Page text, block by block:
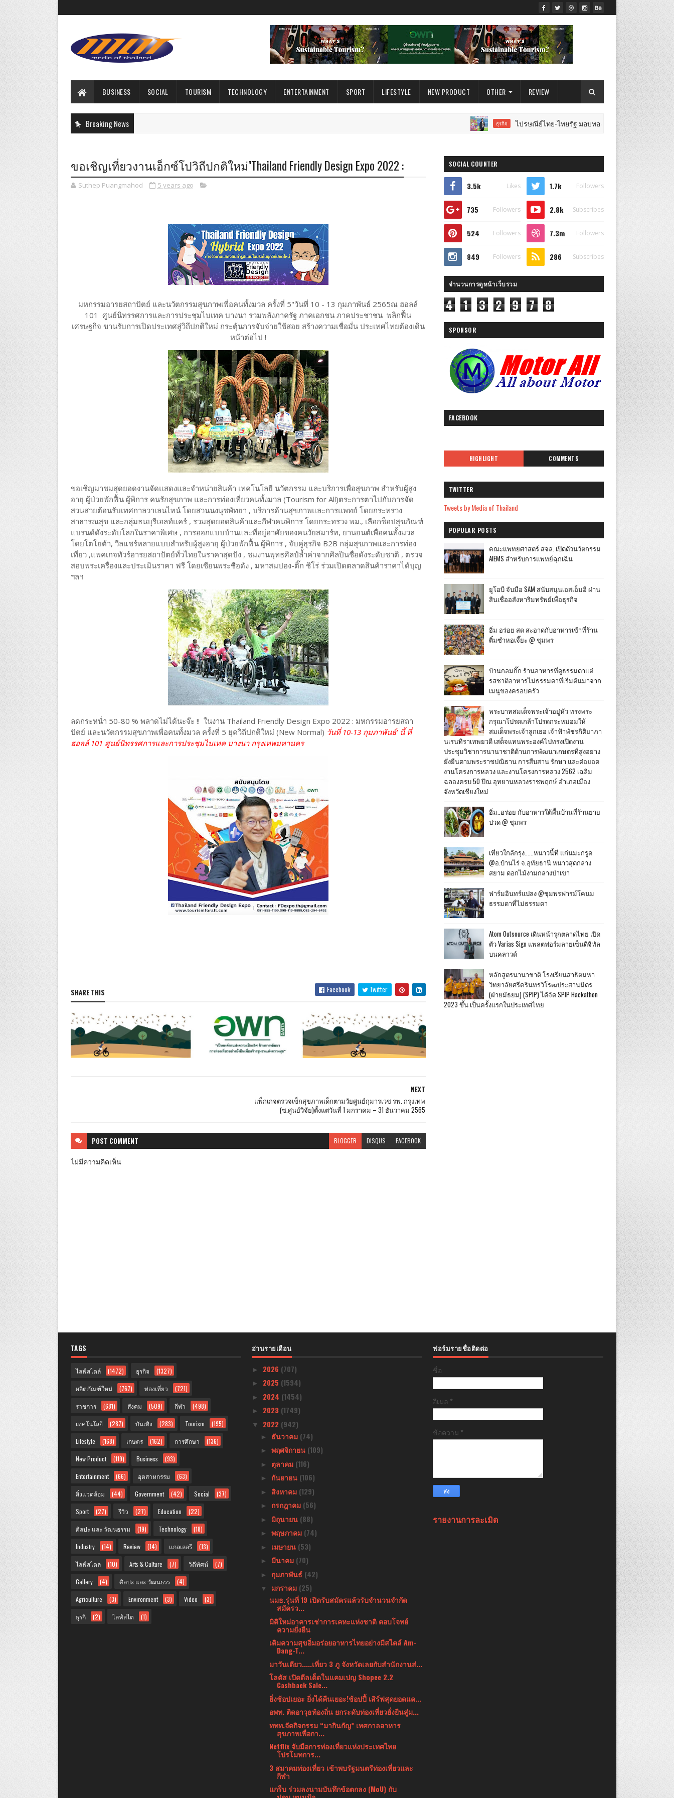
BUSINESS SOCIAL TOURISM TECHNOLOGY ENTERTAINMENT SPORT LIFESTYLE NEW PRODUCT OTHER REVIEW
Breaking News ธุรกิจ ไปรษณีย์ไทย-ไทยรัฐ มอบทองคำรางวัลใหญ่ 7 ล้านบาท พร้อม
ขอเชิญเที่ยวงานเอ็กซ์โปวิถีปกติใหม่"Thailand Friendly Design Expo 2022 :
Suthep Puangmahod 5 years ago
มหกรรมอารยสถาปัตย์ และนวัตกรรมสุขภาพเพื่อคนทั้งมวล ครั้งที่ 5"วันที่ 10 - 13 กุมภาพันธ์ 2565ณ ฮอลล์
101 ศูนย์นิทรรศการและการประชุมไบเทค บางนา รวมพลังภาครัฐ ภาคเอกชน ภาคประชาชน พลิกฟื้น
เศรษฐกิจ ขานรับการเปิดประเทศสู่วิถึปกติใหม่ กระตุ้นการจับจ่ายใช้สอย สร้างความเชื่อมั่น ประเทศไทยต้องเดิน
หน้าต่อไป !
ขอเชิญมาชมสุดยอดงานจัดแสดงและจำหน่ายสินค้า เทคโนโลยี นวัตกรรม และบริการเพื่อสุขภาพ สำหรับผู้สูง
อายุ ผู้ป่วยพักฟื้น ผู้พิการ คนรักสุขภาพ และการท่องเที่ยวคนทั้งมวล (Tourism for All)ตระการตาไปกับการจัด
สวนสวยต้อนรับเทศกาลวาเลนไทน์ โดยสวนนงนุชพัทยา , บริการด้านสุขภาพและการแพทย์ โดยกระทรวง
สาธารณสุข และกลุ่มธนบุรีเฮลท์แคร์ , รวมสุดยอดสินค้าและกีฬาคนพิการ โดยกระทรวง พม., เลือกช็อปสุขภัณฑ์
แบรนด์ดังระดับโลกในราคาพิเศษ , การออกแบบบ้านและที่อยู่อาศัยของคนวัยสมาร์ท, ยานยนต์เพื่อคนทั้งมวล
โดยโตโยต้า, วีลแชร์หลายแบบสำหรับผู้สูงอายุ ผู้ป่วยพักฟื้น ผู้พิการ , จับคู่ธุรกิจ B2B กลุ่มสุขภาพและการท่อง
เที่ยว ,แพคเกจทัวร์อารยสถาปัตย์ทั่วไทยในราคาสุดปัง , ชมงานพุทธศิลป์ล้ำค่าจากศิลปินชื่อดังระดับชาติ , ตรวจ
สอบพระเครื่องและประเมินราคา ฟรี โดยเซียนพระชือดัง , มหาสมปอง-ติ๊ก ชิโร่ ร่วมเปิดตลาดสินค้าราคาได้บุญ
ฯลฯ
ลดกระหน่ำ 50-80 % พลาดไม่ได้นะจ๊ะ !! ในงาน Thailand Friendly Design Expo 2022 : มหกรรมอารยสถา
ปัตย์ และนวัตกรรมสุขภาพเพื่อคนทั้งมวล ครั้งที่ 5 ยุควิถีปกติใหม่ (New Normal) วันที่ 10-13 กุมภาพันธ์' นี้ ที่
ฮอลล์ 101 ศูนย์นิทรรศการและการประชุมไบเทค บางนา กรุงเทพมหานคร
SHARE THIS Facebook Twitter
NEXT
แพ็กเกจตรวจเช็กสุขภาพเด็กตามวัยศูนย์กุมารเวช รพ. กรุงเทพ
(ซ.ศูนย์วิจัย)ตั้งแต่วันที่ 1 มกราคม – 31 ธันวาคม 2565
POST COMMENT BLOGGER DISQUS FACEBOOK
ไม่มีความคิดเห็น
SOCIAL COUNTER
3.5k Likes 1.7k Followers
735 Followers 2.8k Subscribes
524 Followers 7.3m Followers
849 Followers 286 Subscribes
จำนวนการดูหน้าเว็บรวม
4 1 3 2 9 7 8
SPONSOR
FACEBOOK
HIGHLIGHT COMMENTS
TWITTER
Tweets by Media of Thailand
POPULAR POSTS
คณะแพทยศาสตร์ สจล. เปิดตัวนวัตกรรม
AIEMS สำหรับการแพทย์ฉุกเฉิน
ยูโอบี จับมือ SAM สนับสนุนเอสเอ็มอี ผ่าน
สินเชื่ออสังหาริมทรัพย์เพื่อธุรกิจ
อิ่ม อร่อย สด สะอาดกับอาหารเช้าที่ร้าน
ติ๋มซำหอเจี๊ยะ @ ชุมพร
บ้านกลมกิ๊ก ร้านอาหารที่ดูธรรมดาแต่
รสชาติอาหารไม่ธรรมดาที่เริ่มต้นมาจาก
เมนูของครอบครัว
พระบาทสมเด็จพระเจ้าอยู่หัว ทรงพระ
กรุณาโปรดเกล้าโปรดกระหม่อมให้
สมเด็จพระเจ้าลูกเธอ เจ้าฟ้าพัชรกิติยาภา
นเรนทิราเทพยวดี เสด็จแทนพระองค์ไปทรงเปิดงาน
ประชุมวิชาการนานาชาติด้านการพัฒนาเกษตรที่สูงอย่าง
ยั่งยืนตามพระราชปณิธาน การสืบสาน รักษา และต่อยอด
งานโครงการหลวง และงานโครงการหลวง 2562 เฉลิม
ฉลองครบ 50 ปีณ อุทยานหลวงราชพฤกษ์ อำเภอเมือง
จังหวัดเชียงใหม่
อิ่ม..อร่อย กับอาหารใต้พื้นบ้านที่ร้านยาย
ปวด @ ชุมพร
เที่ยวใกล้กรุง......หนาวนี้ที่ แก่นมะกรูด
@อ.บ้านไร่ จ.อุทัยธานี หนาวสุดกลาง
สยาม ดอกไม้งามกลางป่าเขา
ฟาร์มอินทร์แปลง @ชุมพรฟารม์โคนม
ธรรมดาที่ไม่ธรรมดา
Atom Outsource เดินหน้ารุกตลาดไทย เปิด
ตัว Varias Sign แพลตฟอร์มลายเซ็นดิจิทัล
บนคลาวด์
หลักสูตรนานาชาติ โรงเรียนสาธิตมหา
วิทยาลัยศรีครินทรวิโรฒประสานมิตร
(ฝ่ายมัธยม) (SPIP) ได้จัด SPIP Hackathon
2023 ขึ้น เป็นครั้งแรกในประเทศไทย
TAGS
ไลฟ์สไตล์ (1472) ธุรกิจ (1327)
ผลิตภัณฑ์ใหม่ (767) ท่องเที่ยว (721)
ราชการ (681) สังคม (509) กีฬา (498)
เทคโนโลยี (287) บันเทิง (283) Tourism (195)
Lifestyle (168) เกษตร (162) การศึกษา (136)
New Product (119) Business (93)
Entertainment (66) อุตสาหกรรม (63)
สิ่งแวดล้อม (44) Government (42) Social (37)
Sport (27) รีวิว (27) Education (22)
ศิลปะ และ วัฒนธรรม (19) Technology (18)
Industry (14) Review (14) แกลเลอรี (13)
ไลฟ์สไตล (10) Arts & Culture (7) วิดีทัศน์ (7)
Gallery (4) ศิลปะ และ วัฒนธรร (4)
Agriculture (3) Environment (3) Video (3)
ธุรกิ (2) ไลฟ์สไต (1)
อ่านรายเดือน
► 2026 (707)
► 2025 (1594)
► 2024 (1454)
► 2023 (1749)
▼ 2022 (942)
► ธันวาคม (74)
► พฤศจิกายน (109)
► ตุลาคม (116)
► กันยายน (106)
► สิงหาคม (129)
► กรกฎาคม (56)
► มิถุนายน (88)
► พฤษภาคม (74)
► เมษายน (53)
► มีนาคม (70)
► กุมภาพันธ์ (42)
▼ มกราคม (25)
นมธ.รุ่นที่ 19 เปิดรับสมัครแล้วรับจำนวนจำกัด
สมัครว...
มิติใหม่อาคารเช่าการเคหะแห่งชาติ ตอบโจทย์
ความยั่งยืน
เติมความสุขอิ่มอร่อยอาหารไทยอย่างมีสไตล์ Am-
Dang-T...
มาวันเดียว.....เที่ยว 3 ภู จังหวัดเลยกับสำนักงานส่...
โลตัส เปิดดีลเด็ดในแคมเปญ Shopee 2.2
Cashback Sale...
ยิ่งช้อปเยอะ ยิ่งได้คืนเยอะ!ช้อปปี้ เสิร์ฟสุดยอดแค...
อพท. ติดอาวุธท้องถิ่น ยกระดับท่องเที่ยวยั่งยืนสู่ม...
ททท.จัดกิจกรรม “มากินกัญ” เทศกาลอาหาร
สุขภาพเพื่อกา...
Netflix จับมือการท่องเที่ยวแห่งประเทศไทย
โปรโมทการ...
3 สมาคมท่องเที่ยว เข้าพบรัฐมนตรีท่องเที่ยวและ
กีฬา ​
แกร็บ ร่วมลงนามบันทึกข้อตกลง (MoU) กับ
ฟอร์มรายชื่อติดต่อ
ชื่อ
อีเมล *
ข้อความ *
รายงานการละเมิด